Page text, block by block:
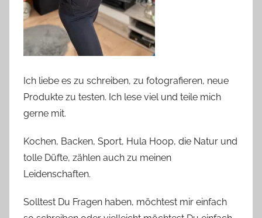
Ich liebe es zu schreiben, zu fotografieren, neue
Produkte zu testen. Ich lese viel und teile mich
gerne mit.
Kochen, Backen, Sport, Hula Hoop, die Natur und
tolle Düfte, zählen auch zu meinen
Leidenschaften.
Solltest Du Fragen haben, möchtest mir einfach